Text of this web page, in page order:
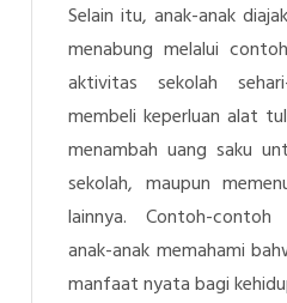
Selain itu, anak-anak
menabung melalui
aktivitas sekolah
membeli keperluan alat
menambah uang saku
sekolah, maupun
lainnya. Contoh-
anak-anak memahami
manfaat nyata bagi